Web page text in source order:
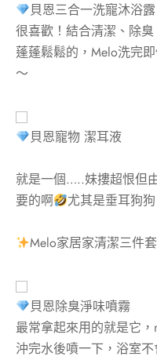
貝恩三合一洗寵沐浴露
很喜歡！結合清潔、除
蓬蓬鬆鬆的，Melo洗完
～
貝恩寵物 潔耳液
就是一個…..妹摟超恨但
要的啊
尤其是垂耳狗狗
Melo家居家清潔三件套
貝恩除臭淨味噴霧
最常拿起來用的就是它
沖完水後噴一下，浴室不